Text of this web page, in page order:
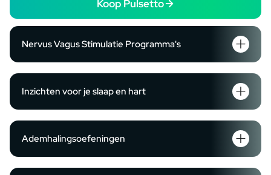
Koop Pulsetto
Nervus Vagus Stimulatie Programma's
Inzichten voor je slaap en hart
Ademhalingsoefeningen